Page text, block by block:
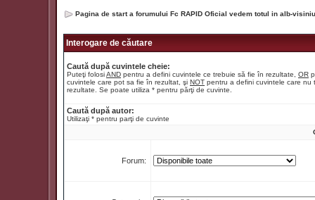
Pagina de start a forumului Fc RAPID Oficial vedem totul in alb-
Interogare de căutare
Caută după cuvintele cheie:
Puteţi folosiAND pentru a defini cuvintele ce trebuie să fie în rezultate, OR
cuvintele care pot sa fie în rezultat, şi NOT pentru a defini cuvintele care nu
rezultate. Se poate utiliza * pentru părţi de cuvinte.
Caută după autor:
Utilizaţi * pentru parţi de cuvinte
Forum: